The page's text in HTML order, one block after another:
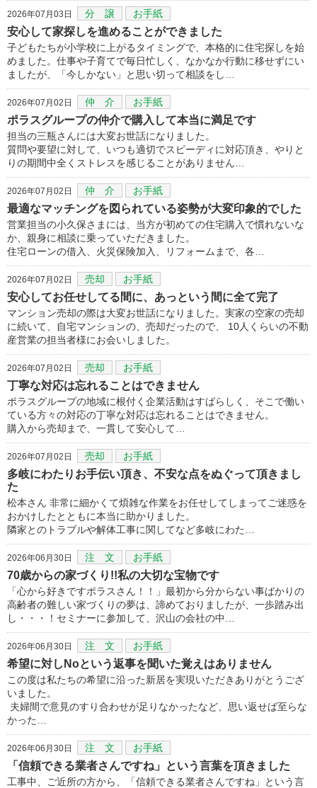
2026年07月03日 分 譲 お手紙
安心して家探しを進めることができました
子どもたちが小学校に上がるタイミングで、本格的に住宅探しを始
めました。仕事や子育てで毎日忙しく、なかなか行動に移せずにい
ましたが、「今しかない」と思い切って相談をし…
2026年07月02日 仲 介 お手紙
ポラスグループの仲介で購入して本当に満足です
担当の三瓶さんには大変お世話になりました。
質問や要望に対して、いつも適切でスピーディに対応頂き、やりと
りの期間中全くストレスを感じることがありません…
2026年07月02日 仲 介 お手紙
最適なマッチングを図られている姿勢が大変印象的でした
営業担当の小久保さまには、当方が初めての住宅購入で慣れないな
か、親身に相談に乗っていただきました。
住宅ローンの借入、火災保険加入、リフォームまで、各…
2026年07月02日 売却 お手紙
安心してお任せしてる間に、あっという間に全て完了
マンション売却の際は大変お世話になりました。実家の空家の売却
に続いて、自宅マンションの、売却だったので、 10人くらいの不動
産営業の担当者様にお会いしました。
2026年07月02日 売却 お手紙
丁寧な対応は忘れることはできません
ポラスグループの地域に根付く企業活動はすばらしく、そこで働い
ている方々の対応の丁寧な対応は忘れることはできません。
購入から売却まで、一貫して安心して…
2026年07月02日 売却 お手紙
多岐にわたりお手伝い頂き、不安な点をぬぐって頂きまし
た
松本さん 非常に細かくて煩雑な作業をお任せしてしまってご迷惑を
おかけしたとともに本当に助かりました。
隣家とのトラブルや解体工事に関してなど多岐にわた…
2026年06月30日 注 文 お手紙
70歳からの家づくり!!私の大切な宝物です
「心から好きですポラスさん！！」最初から分からない事ばかりの
高齢者の難しい家づくりの夢は、諦めておりましたが、一歩踏み出
し・・・！セミナーに参加して、沢山の会社の中…
2026年06月30日 注 文 お手紙
希望に対しNoという返事を聞いた覚えはありません
この度は私たちの希望に沿った新居を実現いただきありがとうござ
いました。
夫婦間で意見のすり合わせが足りなかったなど、思い返せば至らな
かった…
2026年06月30日 注 文 お手紙
「信頼できる業者さんですね」という言葉を頂きました
工事中、ご近所の方から、「信頼できる業者さんですね」という言